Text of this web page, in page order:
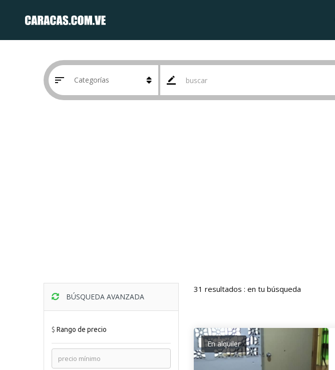
BÚSQUEDA AVANZADA
$ Rango de precio
31 resultados : en tu búsqueda
En alquiler